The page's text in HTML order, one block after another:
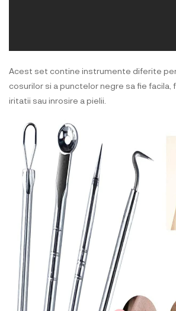
Acest set contine instrumente diferite
cosurilor si a punctelor negre sa fie facila,
iritatii sau inrosire a pielii.